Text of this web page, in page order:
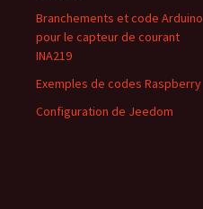
Branchements et code Arduino
pour le capteur de courant
INA219
Exemples de codes Raspberry
Configuration de Jeedom